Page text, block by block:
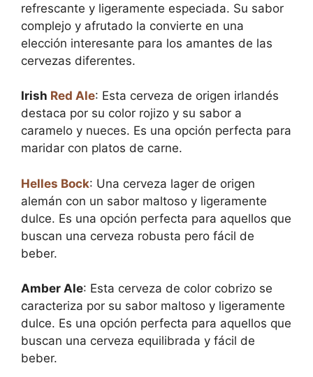
refrescante y ligeramente especiada. Su sabor
complejo y afrutado la convierte en una
elección interesante para los amantes de las
cervezas diferentes.
Irish Red Ale: Esta cerveza de origen irlandés
destaca por su color rojizo y su sabor a
caramelo y nueces. Es una opción perfecta para
maridar con platos de carne.
Helles Bock: Una cerveza lager de origen
alemán con un sabor maltoso y ligeramente
dulce. Es una opción perfecta para aquellos que
buscan una cerveza robusta pero fácil de
beber.
Amber Ale: Esta cerveza de color cobrizo se
caracteriza por su sabor maltoso y ligeramente
dulce. Es una opción perfecta para aquellos que
buscan una cerveza equilibrada y fácil de
beber.